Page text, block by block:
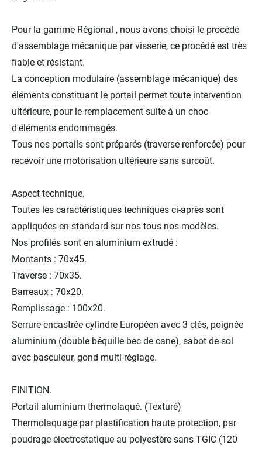
Pour la gamme Régional , nous avons choisi le procédé
d'assemblage mécanique par visserie, ce procédé est très
fiable et résistant.
La conception modulaire (assemblage mécanique) des
éléments constituant le portail permet toute intervention
ultérieure, pour le remplacement suite à un choc
d'éléments endommagés.
Tous nos portails sont préparés (traverse renforcée) pour
recevoir une motorisation ultérieure sans surcoût.
Aspect technique.
Toutes les caractéristiques techniques ci-après sont
appliquées en standard sur nos tous nos modèles.
Nos profilés sont en aluminium extrudé :
Montants : 70x45.
Traverse : 70x35.
Barreaux : 70x20.
Remplissage : 100x20.
Serrure encastrée cylindre Européen avec 3 clés, poignée
aluminium (double béquille bec de cane), sabot de sol
avec basculeur, gond multi-réglage.
FINITION.
Portail aluminium thermolaqué. (Texturé)
Thermolaquage par plastification haute protection, par
poudrage électrostatique au polyestère sans TGIC (120